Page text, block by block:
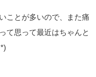
ことが多いので、また痛
て思って最近はちゃんと